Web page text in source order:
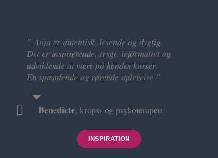
” Anja er autentisk, levende og dygtig.
Det er inspirerende, trygt, informativt og
udviklende at være på hendes kurser.
En spændende og rørende oplevelse ”
Benedicte, krops- og psykoterapeut
” Jeg har både været på grundkursus og fået
behandling hos Anja.
At kunne give slip, føle sig set og blive holdt i
trygge omgivelser og med en professionel
Både behandling og kursus i Rosenmetoden
anbefales varmt “
INSPIRATION